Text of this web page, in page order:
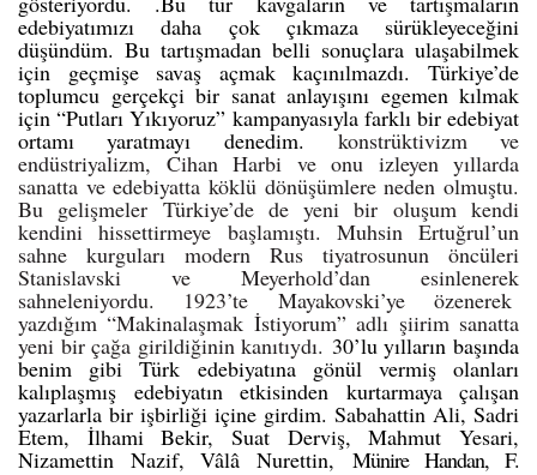
edebiyatımızı daha çok çıkmaza sürükleyeceğini
düşündüm. Bu tartışmadan belli sonuçlara ulaşabilmek
için geçmişe savaş açmak kaçınılmazdı. Türkiye’de
toplumcu gerçekçi bir sanat anlayışını egemen kılmak
için “Putları Yıkıyoruz” kampanyasıyla farklı bir edebiyat
ortamı yaratmayı denedim.konstrüktivizm ve
endüstriyalizm, Cihan Harbi ve onu izleyen yıllarda
sanatta ve edebiyatta köklü dönüşümlere neden olmuştu.
Bu gelişmeler Türkiye’de de yeni bir oluşum kendi
kendini hissettirmeye başlamıştı. Muhsin Ertuğrul’un
sahne kurguları modern Rus tiyatrosunun öncüleri
Stanislavski ve Meyerhold’dan esinlenerek
sahneleniyordu. 1923’te Mayakovski’ye özenerek
yazdığım “Makinalaşmak İstiyorum” adlı şiirim sanatta
yeni bir çağa girildiğinin kanıtıydı. 30’lu yılların başında
benim gibi Türk edebiyatına gönül vermiş olanları
kalıplaşmış edebiyatın etkisinden kurtarmaya çalışan
yazarlarla bir işbirliği içine girdim. Sabahattin Ali, Sadri
Etem, İlhami Bekir, Suat Derviş, Mahmut Yesari,
Nizamettin Nazif, Vâlâ Nurettin, Münire Handan, F.